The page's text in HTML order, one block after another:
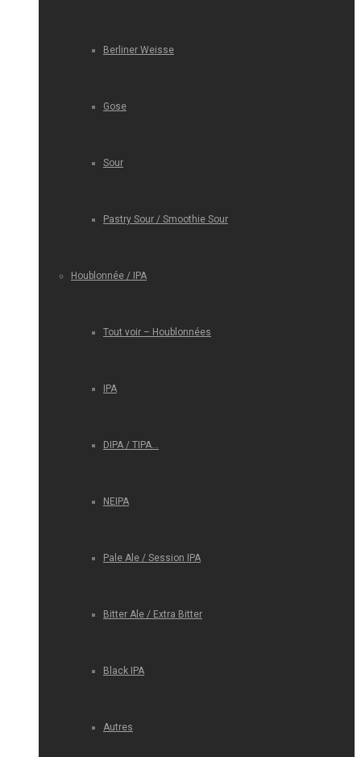
Berliner Weisse
Gose
Sour
Pastry Sour / Smoothie Sour
Houblonnée / IPA
Tout voir – Houblonnées
IPA
DIPA / TIPA…
NEIPA
Pale Ale / Session IPA
Bitter Ale / Extra Bitter
Black IPA
Autres